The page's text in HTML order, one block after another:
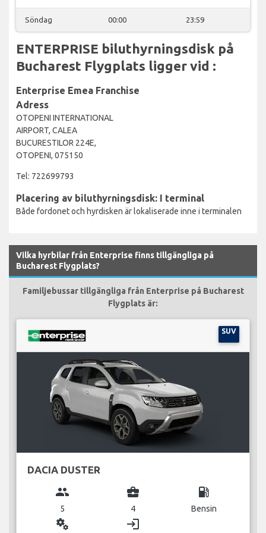
Söndag 00:00 23:59
ENTERPRISE biluthyrningsdisk på
Bucharest Flygplats ligger vid :
Enterprise Emea Franchise
Adress
OTOPENI INTERNATIONAL
AIRPORT, CALEA
BUCURESTILOR 224E,
OTOPENI, 075150
Tel: 722699793
Placering av biluthyrningsdisk: I terminal
Både fordonet och hyrdisken är lokaliserade inne i terminalen
Vilka hyrbilar från Enterprise finns tillgängliga på
Bucharest Flygplats?
Familjebussar tillgängliga från Enterprise på Bucharest
Flygplats är:
SUV
DACIA DUSTER
group
5
business_center
4
local_gas_station
Bensin
miscellaneous_services login